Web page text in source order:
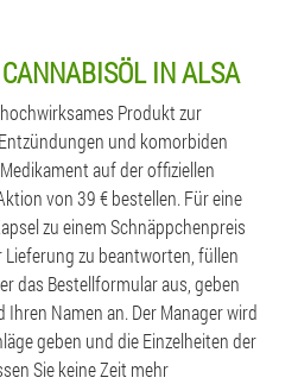
IN ALSA
Produkt zur
und komorbiden
auf der offiziellen
von 39 € bestellen. Für eine
zu einem Schnäppchenpreis
zu beantworten, füllen
das Bestellformular aus, geben
Namen an. Der Manager wird
geben und die Einzelheiten der
Sie keine Zeit mehr